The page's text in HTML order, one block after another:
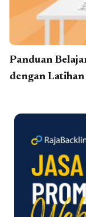
Panduan
dengan